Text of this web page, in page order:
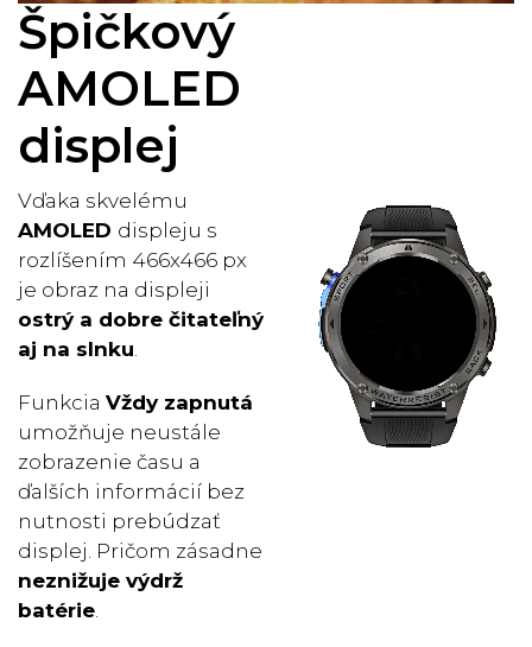
Špičkový
AMOLED
displej
Vďaka skvelému
AMOLED displeju s
rozlíšením 466x466 px
je obraz na displeji
ostrý a dobre čitateľný
aj na slnku
Funkcia Vždy zapnutá
umožňuje neustále
zobrazenie času a
ďalších informácií bez
nutnosti prebúdzať
displej. Pričom zásadne
neznižuje výdrž
batérie